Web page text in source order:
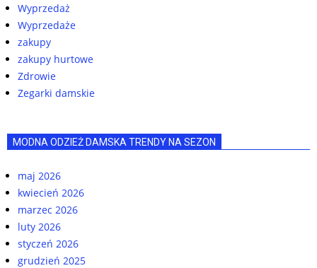
Wyprzedaż
Wyprzedaże
zakupy
zakupy hurtowe
Zdrowie
Zegarki damskie
MODNA ODZIEŻ DAMSKA TRENDY NA SEZON
maj 2026
kwiecień 2026
marzec 2026
luty 2026
styczeń 2026
grudzień 2025